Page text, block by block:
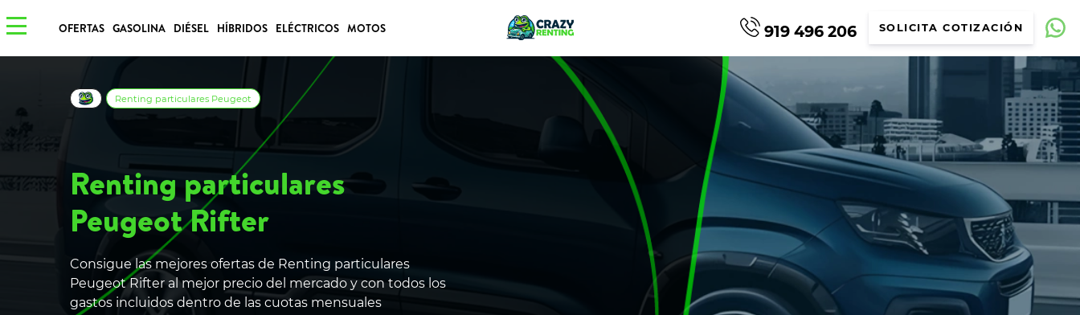
OFERTAS GASOLINA DIÉSEL HÍBRIDOS ELÉCTRICOS MOTOS 919 496 206 SOLICITA COTIZACIÓN
Renting particulares
Peugeot Rifter
Consigue las mejores ofertas de Renting particulares
Peugeot Rifter al mejor precio del mercado y con todos los
gastos incluidos dentro de las cuotas mensuales
Renting particulares Peugeot